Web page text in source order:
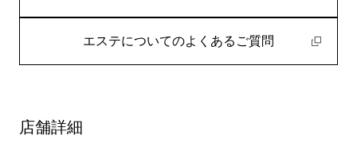
エステについてのよくあるご質問
店舗詳細